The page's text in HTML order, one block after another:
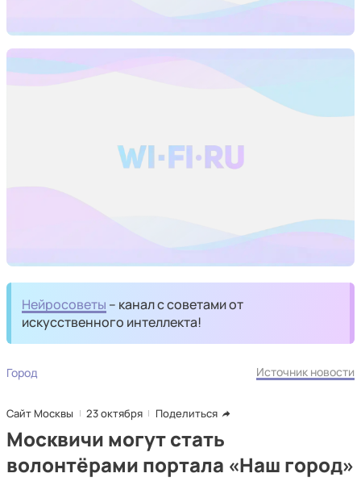
Нейросоветы – канал с советами от
искусственного интеллекта!
Город Источник новости
Сайт Москвы 23 октября Поделиться
Москвичи могут стать
волонтёрами портала «Наш город»